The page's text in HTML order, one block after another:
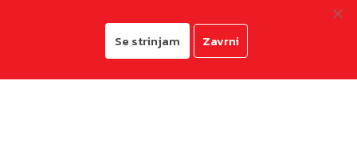
Se strinjam Zavrni